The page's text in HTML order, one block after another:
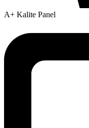
A+ Kalite Panel